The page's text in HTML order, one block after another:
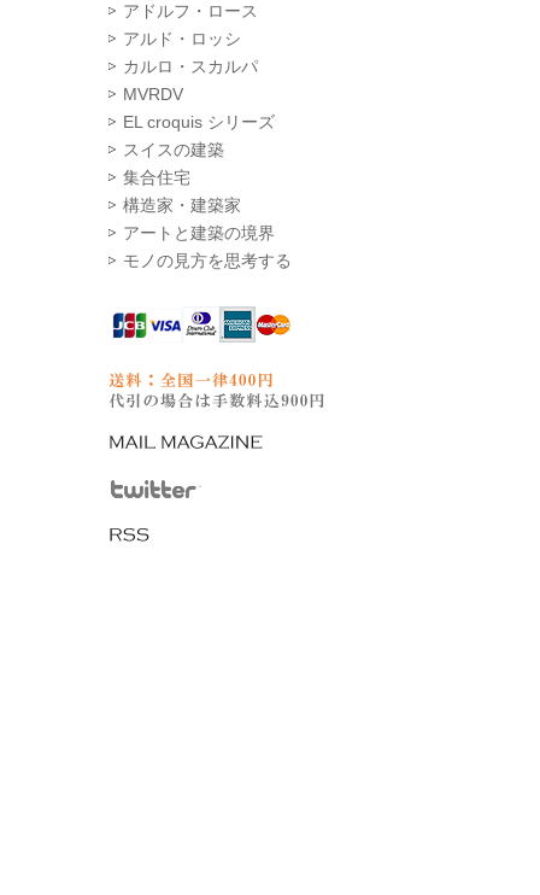
アドルフ・ロース
アルド・ロッシ
カルロ・スカルパ
MVRDV
EL croquis シリーズ
スイスの建築
集合住宅
構造家・建築家
アートと建築の境界
モノの見方を思考する